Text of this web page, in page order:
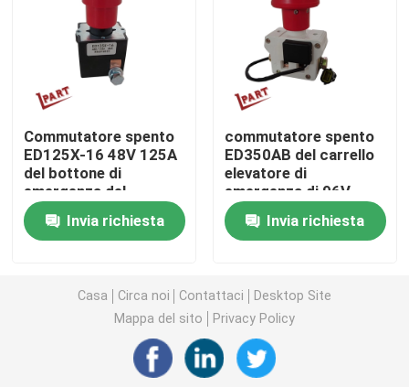
Ruota motrice del carrello elevatore
Regolatore del motore del carrello elevatore
Motore elettrico del carrello elevatore
Luci del carrello elevatore del LED
Contattore elettrico del carrello elevatore
Maniglia del carrello elevatore
Commutatore spento
ED125X-16 48V 125A
del bottone di
emergenza del
carrello elevatore del
ODM Invia richiesta
commutatore spento
ED350AB del carrello
elevatore di
emergenza di 96V
350A
Invia richiesta
Casa Circa noi Contattaci
Desktop Site
Mappa del sito
Privacy Policy